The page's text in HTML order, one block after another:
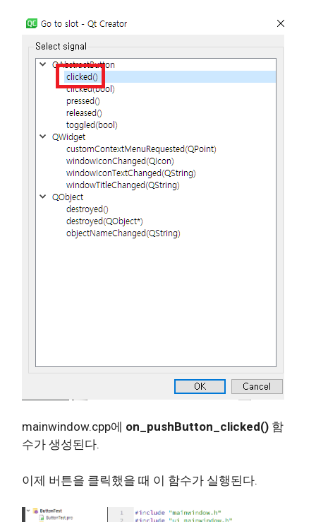
mainwindow.cpp에 on_pushButton_clicked() 함
수가 생성된다.
이제 버튼을 클릭했을 때 이 함수가 실행된다.